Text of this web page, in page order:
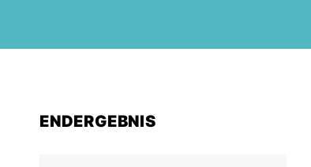
ENDERGEBNIS